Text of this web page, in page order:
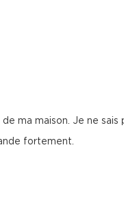
ma maison. Je ne sais
fortement.